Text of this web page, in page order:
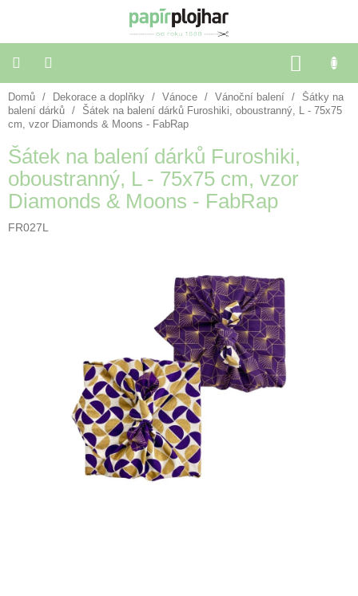
KOŠÍK
Balení
dárků
Dekorace
a
doplňky
a
Domů / Dekorace a doplňky / Vánoce / Vánoční balení /
Šátky na
balení dárků
/
Šátek na balení dárků Furoshiki, oboustranný, L - 75x75
cm, vzor Diamonds & Moons - FabRap
Šátek na balení dárků Furoshiki,
oboustranný, L - 75x75 cm, vzor
Diamonds & Moons - FabRap
FR027L